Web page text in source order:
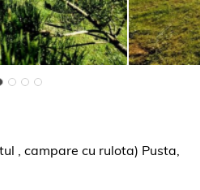
, campare cu rulota) Pusta,